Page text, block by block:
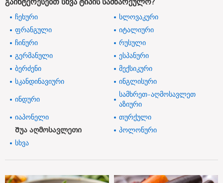
ჩეხური
სლოვაკური
ფრანგული
იტალიური
ჩინური
რუსული
გერმანული
ესპანური
ბერძენი
მექსიკური
სკანდინავიური
ინგლისური
ინდური
სამხრეთ-აღმოსავლეთ
აზიური
იაპონელი
თურქული
Შუა აღმოსავლეთი
პოლონური
სხვა